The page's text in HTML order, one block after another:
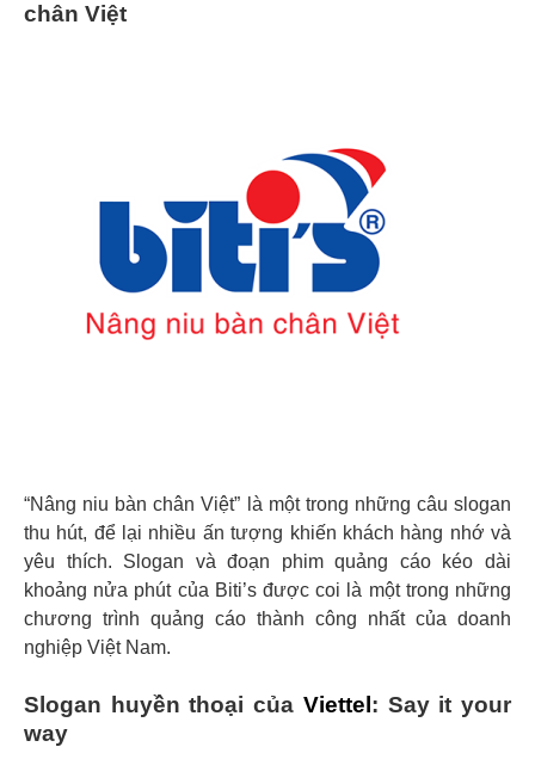
chân Việt
“Nâng niu bàn chân Việt” là một trong những câu slogan
thu hút, để lại nhiều ấn tượng khiến khách hàng nhớ và
yêu thích. Slogan và đoạn phim quảng cáo kéo dài
khoảng nửa phút của Biti’s được coi là một trong những
chương trình quảng cáo thành công nhất của doanh
nghiệp Việt Nam.
Slogan huyền thoại của Viettel : Say it your
way